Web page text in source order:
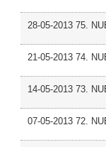
28-05-2013 75.
21-05-2013 74.
14-05-2013 73.
07-05-2013 72.